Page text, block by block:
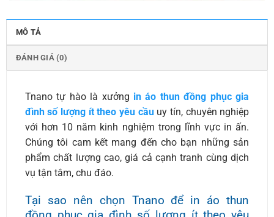
MÔ TẢ
ĐÁNH GIÁ (0)
Tnano tự hào là xưởng in áo thun đồng phục gia
đình số lượng ít theo yêu cầuuy tín, chuyên nghiệp
với hơn 10 năm kinh nghiệm trong lĩnh vực in ấn.
Chúng tôi cam kết mang đến cho bạn những sản
phẩm chất lượng cao, giá cả cạnh tranh cùng dịch
vụ tận tâm, chu đáo.
Tại sao nên chọn Tnano để in áo thun